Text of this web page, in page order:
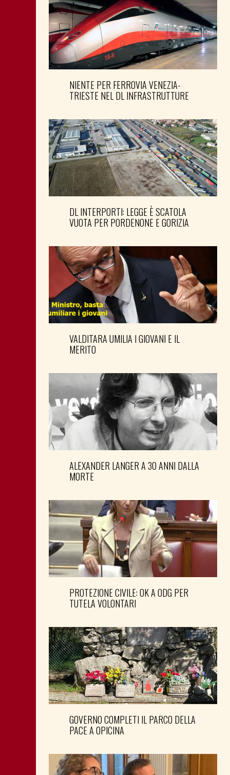
NIENTE PER FERROVIA VENEZIA-
TRIESTE NEL DL INFRASTRUTTURE
DL INTERPORTI: LEGGE È SCATOLA
VUOTA PER PORDENONE E GORIZIA
VALDITARA UMILIA I GIOVANI E IL
MERITO
ALEXANDER LANGER A 30 ANNI DALLA
MORTE
PROTEZIONE CIVILE: OK A ODG PER
TUTELA VOLONTARI
GOVERNO COMPLETI IL PARCO DELLA
PACE A OPICINA